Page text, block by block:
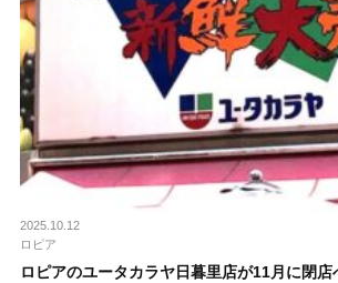
2025.10.12
ロピア
ロピアのユータカラヤ日暮里店が11月に閉店